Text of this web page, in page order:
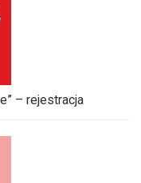
– rejestracja